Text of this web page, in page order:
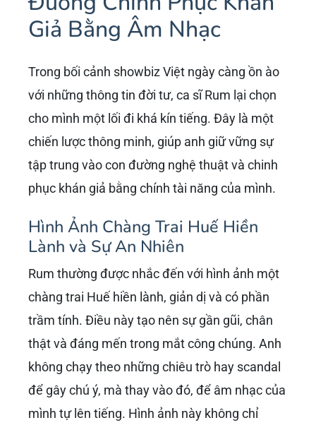
Giả Bằng Âm Nhạc
Trong bối cảnh showbiz Việt ngày càng ồn ào
với những thông tin đời tư, ca sĩ Rum lại chọn
cho mình một lối đi khá kín tiếng. Đây là một
chiến lược thông minh, giúp anh giữ vững sự
tập trung vào con đường nghệ thuật và chinh
phục khán giả bằng chính tài năng của mình.
Hình Ảnh Chàng Trai Huế Hiền
Lành và Sự An Nhiên
Rum thường được nhắc đến với hình ảnh một
chàng trai Huế hiền lành, giản dị và có phần
trầm tính. Điều này tạo nên sự gần gũi, chân
thật và đáng mến trong mắt công chúng. Anh
không chạy theo những chiêu trò hay scandal
để gây chú ý, mà thay vào đó, để âm nhạc của
mình tự lên tiếng. Hình ảnh này không chỉ